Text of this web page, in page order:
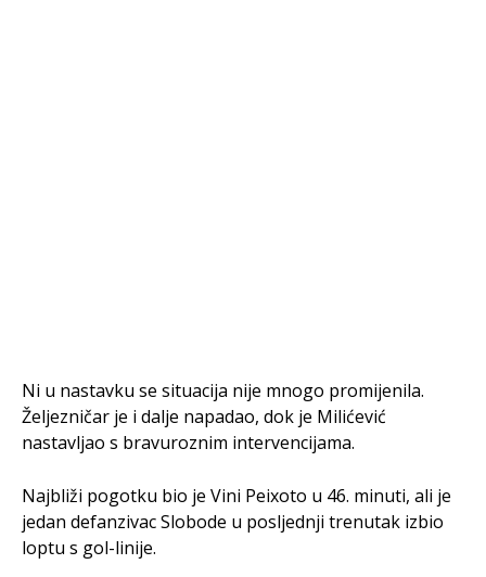
Ni u nastavku se situacija nije mnogo promijenila.
Željezničar je i dalje napadao, dok je Milićević
nastavljao s bravuroznim intervencijama.
Najbliži pogotku bio je Vini Peixoto u 46. minuti, ali je
jedan defanzivac Slobode u posljednji trenutak izbio
loptu s gol-linije.